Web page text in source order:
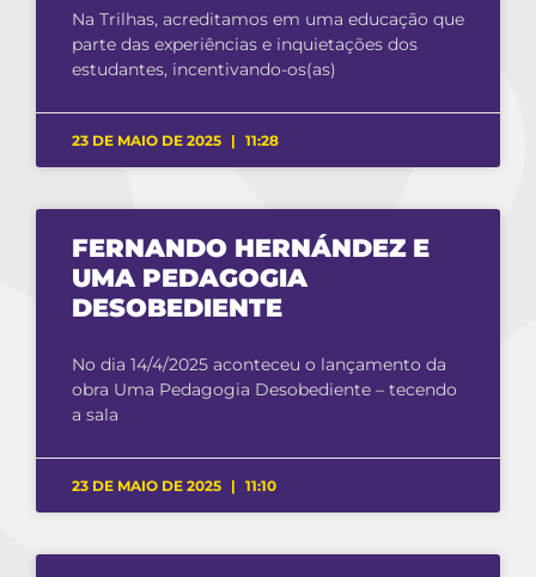
Na Trilhas, acreditamos em uma educação que
parte das experiências e inquietações dos
estudantes, incentivando-os(as)
23 DE MAIO DE 2025 11:28
FERNANDO HERNÁNDEZ E
UMA PEDAGOGIA
DESOBEDIENTE
No dia 14/4/2025 aconteceu o lançamento da
obra Uma Pedagogia Desobediente – tecendo
a sala
23 DE MAIO DE 2025 11:10